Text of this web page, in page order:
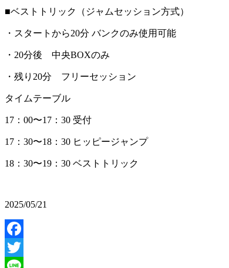
■ベストトリック（ジャムセッション方式）
・スタートから20分 バンクのみ使用可能
・20分後 中央BOXのみ
・残り20分 フリーセッション
タイムテーブル
17：00〜17：30 受付
17：30〜18：30 ヒッピージャンプ
18：30〜19：30 ベストトリック
2025/05/21
Facebook